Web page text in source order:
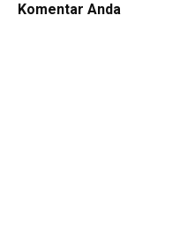
Komentar Anda